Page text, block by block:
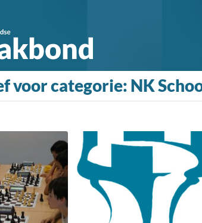
voor categorie: NK